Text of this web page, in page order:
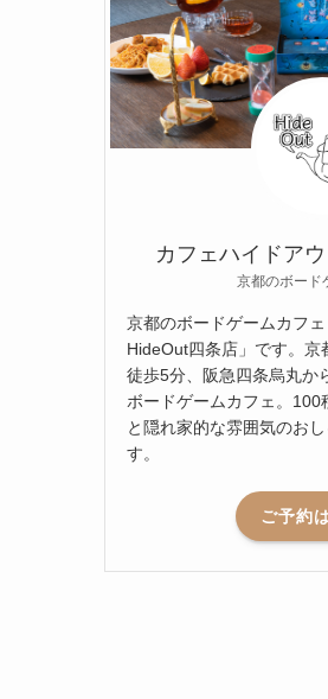
カフェハイドア
京都のボード
京都のボードゲームカフ
HideOut四条店」です。京
徒歩5分、阪急四条烏丸か
ボードゲームカフェ。100
と隠れ家的な雰囲気のお
す。
ご予約